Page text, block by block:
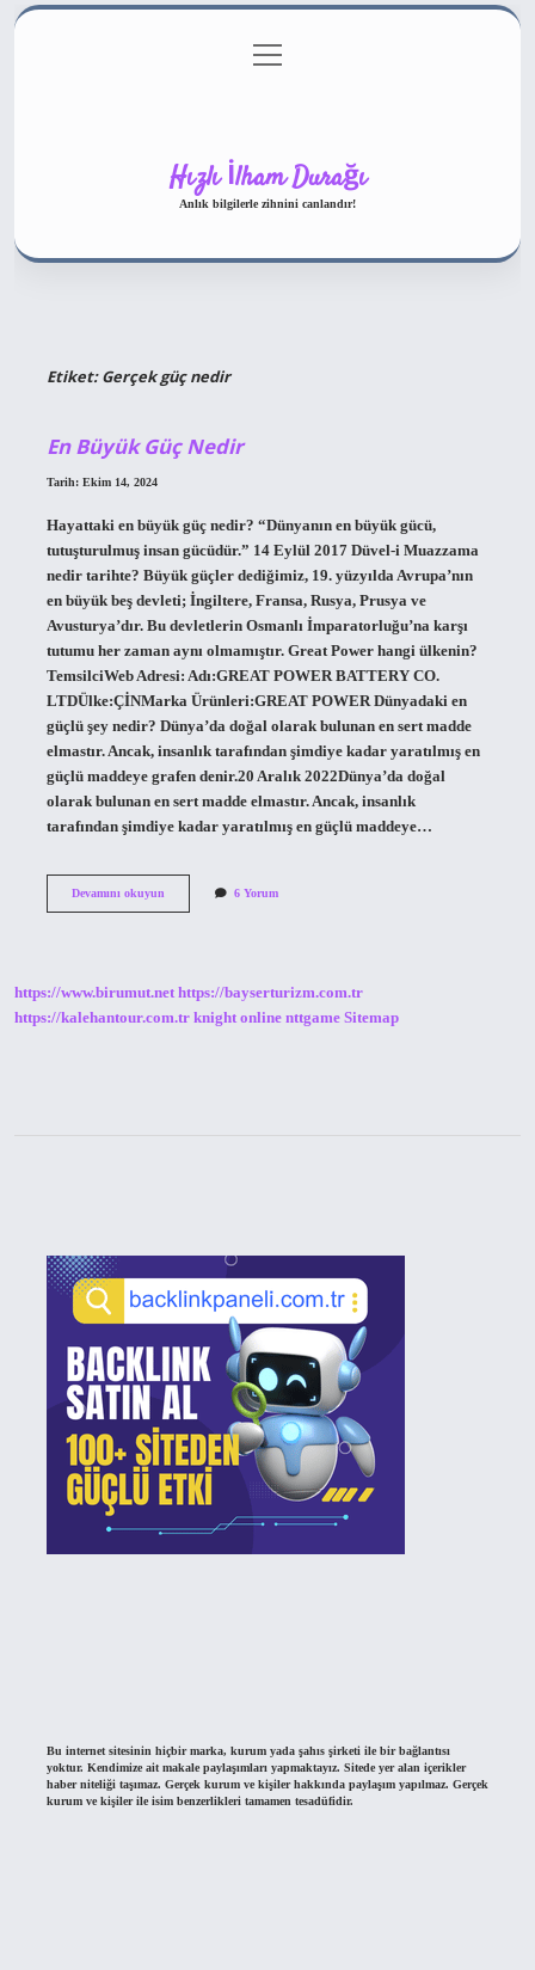
Gizlilik Politikası
menüyü
aç
Hızlı İlham Durağı
Anlık bilgilerle zihnini canlandır!
Etiket:Gerçek güç nedir
En Büyük Güç Nedir
Tarih: Ekim 14, 2024
Hayattaki en büyük güç nedir? “Dünyanın en büyük gücü,
tutuşturulmuş insan gücüdür.” 14 Eylül 2017 Düvel-i Muazzama
nedir tarihte? Büyük güçler dediğimiz, 19. yüzyılda Avrupa’nın
en büyük beş devleti; İngiltere, Fransa, Rusya, Prusya ve
Avusturya’dır. Bu devletlerin Osmanlı İmparatorluğu’na karşı
tutumu her zaman aynı olmamıştır. Great Power hangi ülkenin?
TemsilciWeb Adresi: Adı:GREAT POWER BATTERY CO.
LTDÜlke:ÇİNMarka Ürünleri:GREAT POWER Dünyadaki en
güçlü şey nedir? Dünya’da doğal olarak bulunan en sert madde
elmastır. Ancak, insanlık tarafından şimdiye kadar yaratılmış en
güçlü maddeye grafen denir.20 Aralık 2022Dünya’da doğal
olarak bulunan en sert madde elmastır. Ancak, insanlık
tarafından şimdiye kadar yaratılmış en güçlü maddeye…
Devamını okuyunEn
6 Yorum
https://www.birumut.net https://bayserturizm.com.tr
https://kalehantour.com.tr knight online nttgame Sitemap
Bu internet sitesinin hiçbir marka, kurum yada şahıs şirketi ile bir bağlantısı
yoktur. Kendimize ait makale paylaşımları yapmaktayız. Sitede yer alan içerikler
haber niteliği taşımaz. Gerçek kurum ve kişiler hakkında paylaşım yapılmaz. Gerçek
kurum ve kişiler ile isim benzerlikleri tamamen tesadüfidir.